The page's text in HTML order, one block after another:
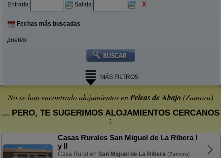
Entrada: Salida: X
Fechas más buscadas
pueblo:
MÁS FILTROS
No se han encontrado alojamientos enPeleas de Abajo (Zamora)
... PERO, TE SUGERIMOS ALOJAMIENTOS CERCANOS
:
Casas Rurales San Miguel de La Ribera I
y II
Casa Rural en San Miguel de La Ribera (Zamora)